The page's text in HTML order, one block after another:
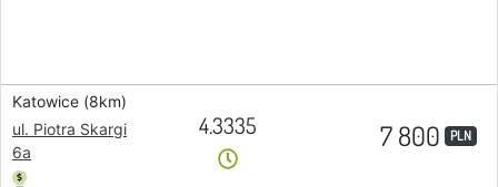
Katowice (8km)
ul. Piotra Skargi
6a
4.3335 7 800 PLN